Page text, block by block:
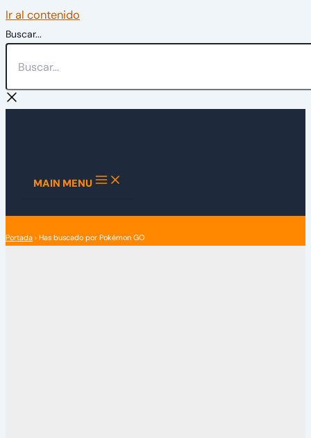
Ir al contenido
Buscar...
MAIN MENU
Portada › Has buscado por Pokémon GO